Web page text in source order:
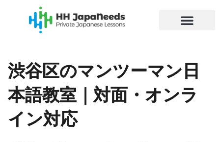
渋谷区のマンツーマン日
本語教室｜対面・オンラ
イン対応